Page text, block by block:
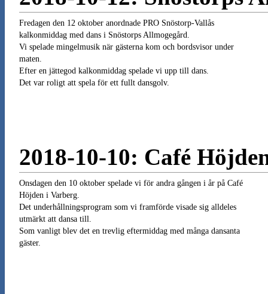
Fredagen den 12 oktober anordnade PRO Snöstorp-Vallås
kalkonmiddag med dans i Snöstorps Allmogegård.
Vi spelade mingelmusik när gästerna kom och bordsvisor under
maten.
Efter en jättegod kalkonmiddag spelade vi upp till dans.
Det var roligt att spela för ett fullt dansgolv.
2018-10-10: Café
Onsdagen den 10 oktober spelade vi för andra gången i år på Café
Höjden i Varberg.
Det underhållningsprogram som vi framförde visade sig alldeles
utmärkt att dansa till.
Som vanligt blev det en trevlig eftermiddag med många dansanta
gäster.